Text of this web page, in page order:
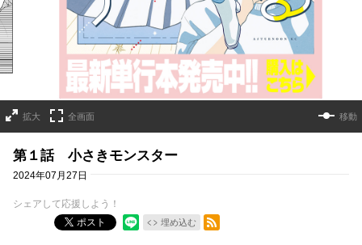
詳細ページへのリンク
拡大 全画面 移動
第１話 小さきモンスター
2024年07月27日
シェアして応援しよう！
ポスト
埋め込む
RSSフィード